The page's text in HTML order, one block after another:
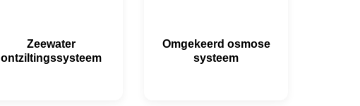
Zeewater
ontziltingssysteem
Omgekeerd osmose
systeem